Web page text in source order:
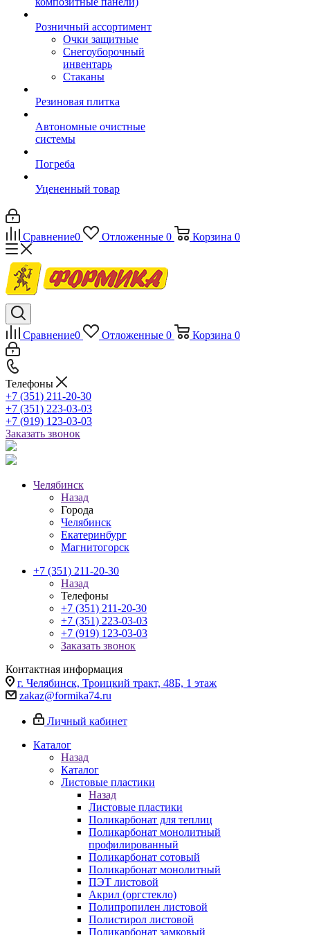
Розничный ассортимент
Очки защитные
Снегоуборочный
инвентарь
Стаканы
Резиновая плитка
Автономные очистные
системы
Погреба
Уцененный товар
Сравнение0 Отложенные 0 Корзина 0
Сравнение0 Отложенные 0 Корзина 0
Телефоны
+7 (351) 211-20-30
+7 (351) 223-03-03
+7 (919) 123-03-03
Заказать звонок
Челябинск
Назад
Города
Челябинск
Екатеринбург
Магнитогорск
+7 (351) 211-20-30
Назад
Телефоны
+7 (351) 211-20-30
+7 (351) 223-03-03
+7 (919) 123-03-03
Заказать звонок
Контактная информация
г. Челябинск, Троицкий тракт, 48Б, 1 этаж
zakaz@formika74.ru
Личный кабинет
Каталог
Назад
Каталог
Листовые пластики
Назад
Листовые пластики
Поликарбонат для теплиц
Поликарбонат монолитный
профилированный
Поликарбонат сотовый
Поликарбонат монолитный
ПЭТ листовой
Акрил (оргстекло)
Полипропилен листовой
Полистирол листовой
Поликарбонат замковый